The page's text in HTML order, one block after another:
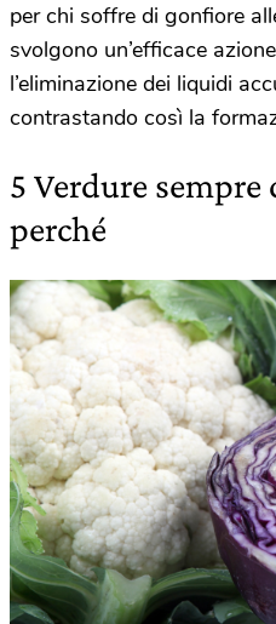
per chi soffre di gonfiore
svolgono un’efficace
l’eliminazione dei liquidi
contrastando così la
5 Verdure sempre
perché